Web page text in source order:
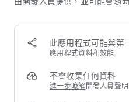
我們訓練定製的AI聊天機器人
趣的問題，他們將提供指導，
引導式呼吸練習
要呼吸方式(4-7-8、4-4-8和4-
助減輕焦慮。吸氣引入正面力
此應用程式可能與第
應用程式資料和效能
不會收集任何資料
進一步瞭解 開發人員聲